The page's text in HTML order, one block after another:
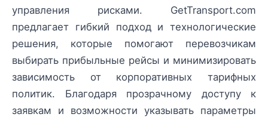
управления рисками. GetTransport.com
предлагает гибкий подход и технологические
решения, которые помогают перевозчикам
выбирать прибыльные рейсы и минимизировать
зависимость от корпоративных тарифных
политик. Благодаря прозрачному доступу к
заявкам и возможности указывать параметры